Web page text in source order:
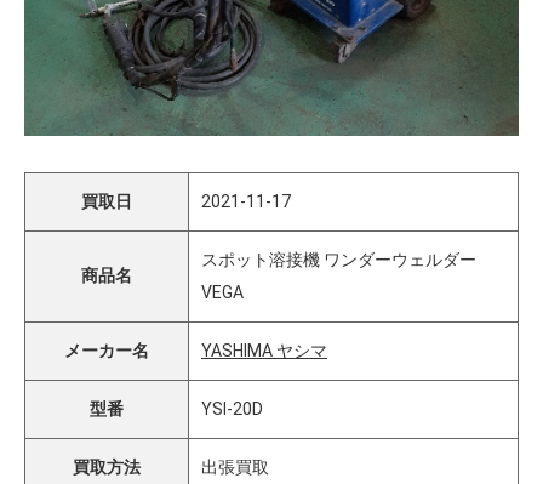
買取日 2021-11-17
商品名
スポット溶接機 ワンダーウェルダー
VEGA
メーカー名 YASHIMA ヤシマ
型番 YSI-20D
買取方法 出張買取